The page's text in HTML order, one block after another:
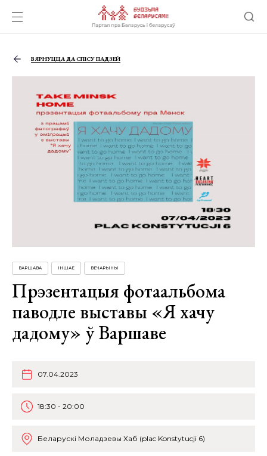
ВЯРНУЦЦА ДА СПІСУ ПАДЗЕЙ
ВАРШАВА ІНШАЕ ВЕЧАРЫНЫ
Прэзентацыя фотаальбома
паводле выставы «Я хачу
дадому» ў Варшаве
07.04.2023
18:30 - 20:00
Беларускі Моладзевы Хаб (plac Konstytucji 6)